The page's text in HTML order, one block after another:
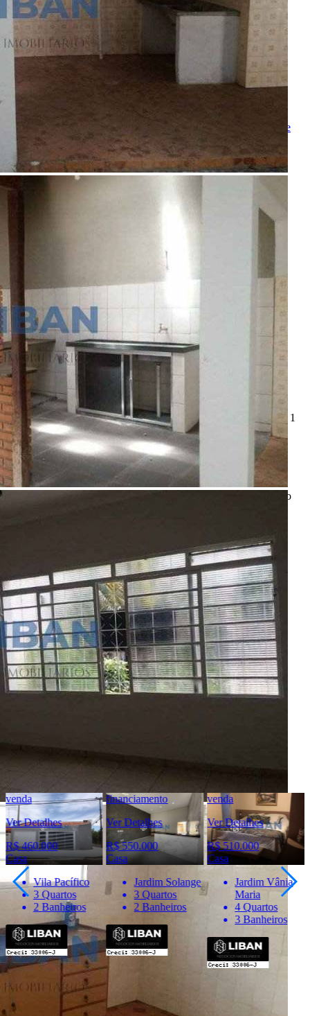
Seu Nome
Nome do amigo
Seu e-mail
E-mail do amigo
Mensagem
Ao ENVIAR você concorda com os
Termos de Uso
Política de
Privacidade
Enviar Indicação
Características
Ligamos para você!
Descrição
Excelente imóvel com 3 dormitórios sendo 1 suíte, sala, cozinha, 1
banheiros social. Edícula com 1 dormitório e banheiro.
Churrasqueira, garagem para 4 carros. Localização privilegiada.
R$ 550.000,00
com o
Código:
Última atualização: 08/08/2026 15:12
Anunciante
Liban - Negócios Imobiliários
Creci:33006-J
Site:https://www.liban.imb.br/index.php/
Telefone:
(14) 4141-5872
Telefone:(14) 98836-2944
(14) 98836-2944
venda
Ver Detalhes
R$ 460.000
Casa
Vila Pacífico
3 Quartos
2 Banheiros
financiamento
Ver Detalhes
R$ 550.000
Casa
Jardim Solange
3 Quartos
2 Banheiros
venda
Ver Detalhes
R$ 510.000
Casa
Jardim Vânia
Maria
4 Quartos
3 Banheiros
Importante